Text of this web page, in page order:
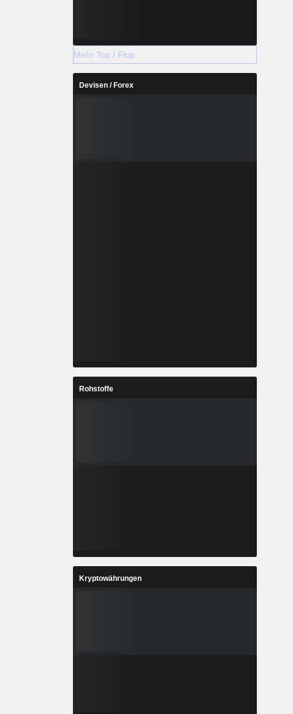
Mehr Top / Flop
Devisen / Forex
Rohstoffe
Kryptowährungen